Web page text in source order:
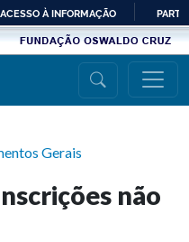
ACESSO À INFORMAÇÃO
Gerais
não